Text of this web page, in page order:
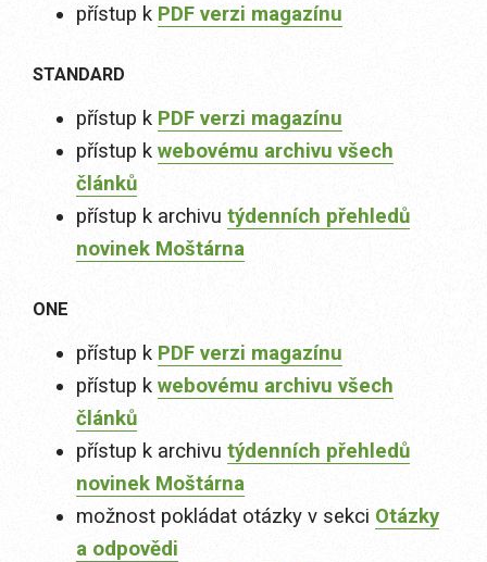
přístup k PDF verzi magazínu
STANDARD
přístup k PDF verzi magazínu
přístup k webovému archivu všech
článků
přístup k archivu týdenních přehledů
novinek Moštárna
ONE
přístup k PDF verzi magazínu
přístup k webovému archivu všech
článků
přístup k archivu týdenních přehledů
novinek Moštárna
možnost pokládat otázky v sekci Otázky
a odpovědi